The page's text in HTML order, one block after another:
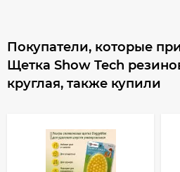
Покупатели, которые
Щетка Show Tech
круглая, также купили